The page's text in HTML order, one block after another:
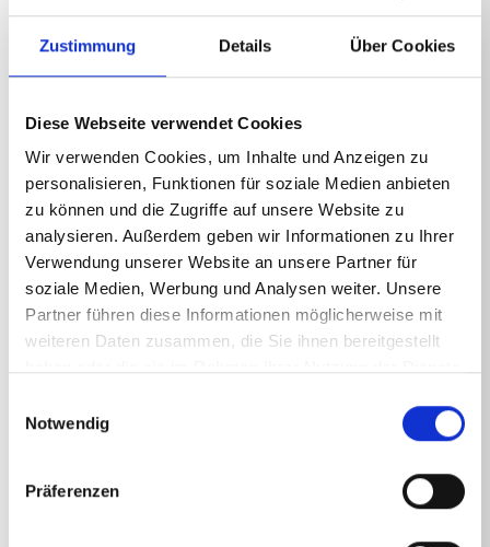
Zustimmung Details Über Cookies
Diese Webseite verwendet Cookies
Wir verwenden Cookies, um Inhalte und Anzeigen zu
personalisieren, Funktionen für soziale Medien anbieten
zu können und die Zugriffe auf unsere Website zu
analysieren. Außerdem geben wir Informationen zu Ihrer
Verwendung unserer Website an unsere Partner für
soziale Medien, Werbung und Analysen weiter. Unsere
Partner führen diese Informationen möglicherweise mit
weiteren Daten zusammen, die Sie ihnen bereitgestellt
Notwendig
Präferenzen
• Geeignet für den Einsatz mit Hochdruckreinigern
Anwendung:
auf 3 Teile Wasser). Je nach Grad der Verschmutzung,
Oberflächenbeschaffenheit ggf. stärker verdünnen.
• Einwirkzeit: 3-5 Minuten.
• Achtung: Nicht eintrocknen lassen.
• Vorher an unauffälliger Stelle auf
Materialverträglichkeit prüfen.
• Wir empfehlen die Verwendung einer Schaumlanze